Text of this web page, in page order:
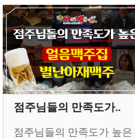
점주님들의 만족도가..
점주님들의 만족도가 높은